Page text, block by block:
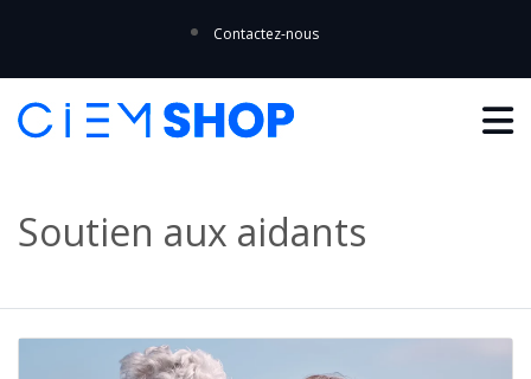
Contactez-nous
Soutien aux aidants